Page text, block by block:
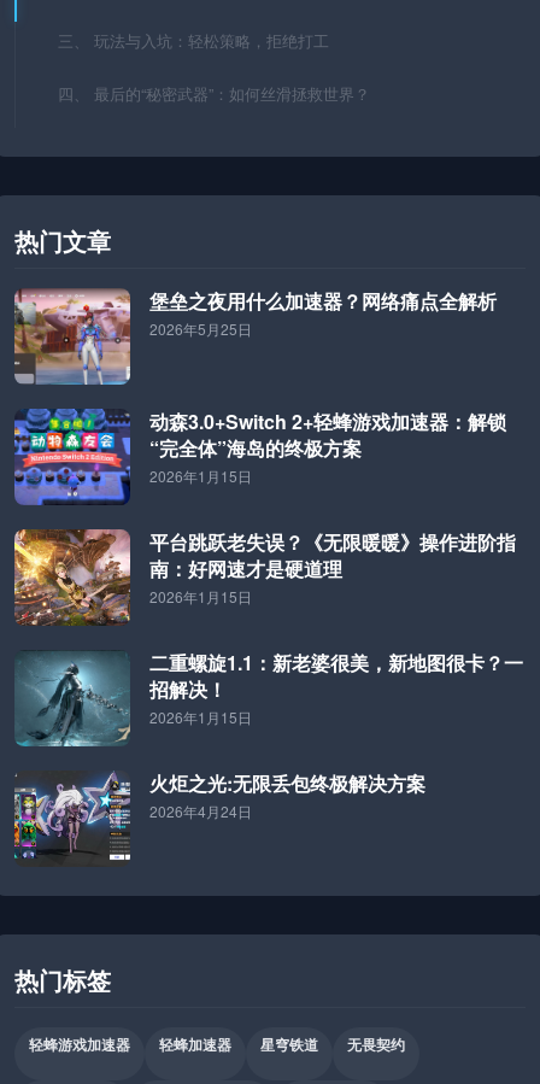
三、 玩法与入坑：轻松策略，拒绝打工
四、 最后的“秘密武器”：如何丝滑拯救世界？
热门文章
堡垒之夜用什么加速器？网络痛点全解析
2026年5月25日
动森3.0+Switch 2+轻蜂游戏加速器：解锁
“完全体”海岛的终极方案
2026年1月15日
平台跳跃老失误？《无限暖暖》操作进阶指
南：好网速才是硬道理
2026年1月15日
二重螺旋1.1：新老婆很美，新地图很卡？一
招解决！
2026年1月15日
火炬之光:无限丢包终极解决方案
2026年4月24日
热门标签
轻蜂游戏加速器 轻蜂加速器 星穹铁道 无畏契约